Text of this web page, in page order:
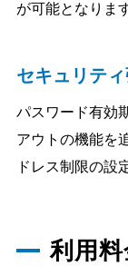
が可能となりま
セキュリテ
パスワード有効
アウトの機能を
ドレス制限の設
利用